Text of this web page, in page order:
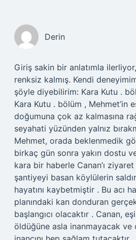
Derin
Giriş sakin bir anlatımla
renksiz kalmış. Kendi
şöyle diyebilirim: Kara Kutu .
Kara Kutu . bölüm , Mehmet’in
doğumuna çok az kalmasına
seyahati yüzünden yalnız
Mehmet, orada beklenmedik
birkaç gün sonra yakın dostu
kara bir haberle Canan’ı
şantiyeyi basan köylülerin
hayatını kaybetmiştir . Bu acı
planındaki kan donduran
başlangıcı olacaktır . Canan,
öldüğüne asla inanmayacak ve